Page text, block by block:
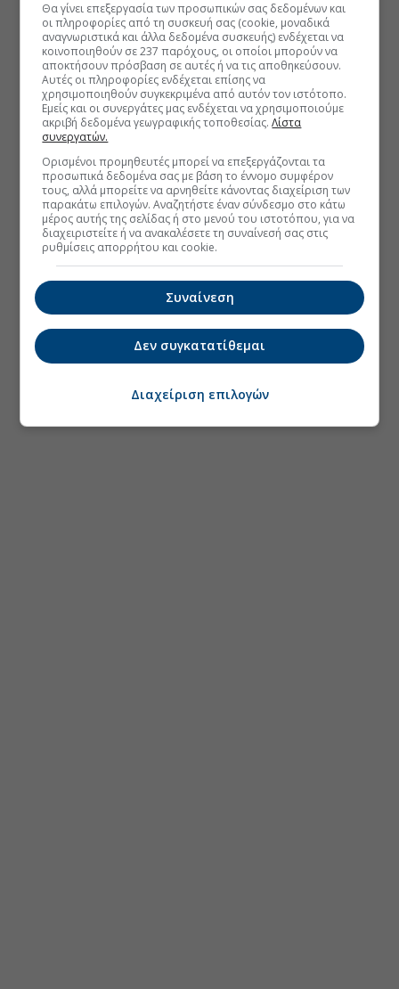
Θα γίνει επεξεργασία των προσωπικών σας δεδομένων και
οι πληροφορίες από τη συσκευή σας (cookie, μοναδικά
αναγνωριστικά και άλλα δεδομένα συσκευής) ενδέχεται να
κοινοποιηθούν σε 237 παρόχους, οι οποίοι μπορούν να
αποκτήσουν πρόσβαση σε αυτές ή να τις αποθηκεύσουν.
Αυτές οι πληροφορίες ενδέχεται επίσης να
χρησιμοποιηθούν συγκεκριμένα από αυτόν τον ιστότοπο.
Εμείς και οι συνεργάτες μας ενδέχεται να χρησιμοποιούμε
ακριβή δεδομένα γεωγραφικής τοποθεσίας.Λίστα
συνεργατών.
Ορισμένοι προμηθευτές μπορεί να επεξεργάζονται τα
προσωπικά δεδομένα σας με βάση το έννομο συμφέρον
τους, αλλά μπορείτε να αρνηθείτε κάνοντας διαχείριση των
παρακάτω επιλογών. Αναζητήστε έναν σύνδεσμο στο κάτω
μέρος αυτής της σελίδας ή στο μενού του ιστοτόπου, για να
διαχειριστείτε ή να ανακαλέσετε τη συναίνεσή σας στις
ρυθμίσεις απορρήτου και cookie.
Συναίνεση
Δεν συγκατατίθεμαι
Διαχείριση επιλογών